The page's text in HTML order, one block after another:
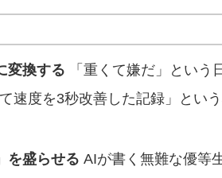
変換する 「重くて嫌だ」という
速度を3秒改善した記録」という
を盛らせる AIが書く無難な優等